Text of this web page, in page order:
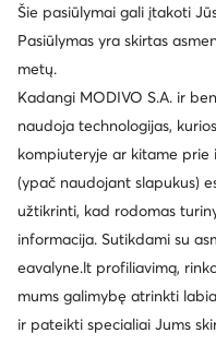
Šie pasiūlymai gali įtakoti
Pasiūlymas yra skirtas
metų.
Kadangi MODIVO S.A. ir
naudoja technologijas,
kompiuteryje ar kitame
(ypač naudojant slapukus)
užtikrinti, kad rodomas
informacija. Sutikdami su
eavalyne.lt profiliavimą,
mums galimybę atrinkti
ir pateikti specialiai Jums